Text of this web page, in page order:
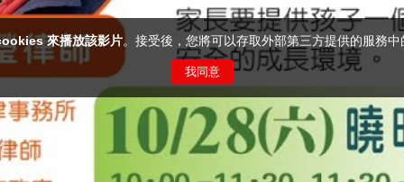
來播放該影片。接受後，您將可以存取外部第三方提供的服務中
我同意